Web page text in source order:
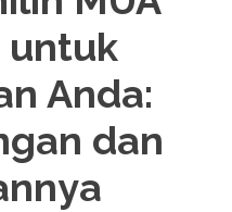
untuk
Anda:
dan